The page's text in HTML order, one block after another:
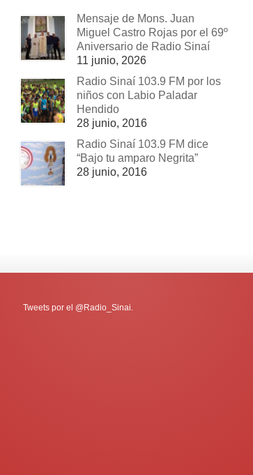
Mensaje de Mons. Juan
Miguel Castro Rojas por el 69º
Aniversario de Radio Sinaí
11 junio, 2026
Radio Sinaí 103.9 FM por los
niños con Labio Paladar
Hendido
28 junio, 2016
Radio Sinaí 103.9 FM dice
“Bajo tu amparo Negrita”
28 junio, 2016
Tweets por el @Radio_Sinai.